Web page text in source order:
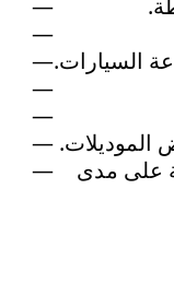
السيارات.
الموديلات.
على مدى